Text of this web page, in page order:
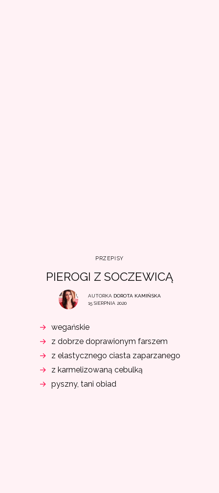
PRZEPISY
PIEROGI Z SOCZEWICĄ
AUTORKA DOROTA KAMIŃSKA
15 SIERPNIA 2020
wegańskie
z dobrze doprawionym farszem
z elastycznego ciasta zaparzanego
z karmelizowaną cebulką
pyszny, tani obiad